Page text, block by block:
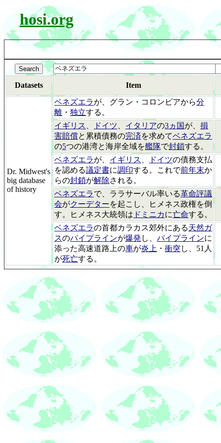
hosi.org
Datasets Item
Dr. Midwest's
big database
of history
ベネズエラが、グラン・コロンビアから分
離 ・ 独立する。
イギリス
ドイツ イタリアの3ヵ国 が、 損
害賠償と累積債務の完済を求めてベネズエラ
の5つの港湾と海岸全域を艦隊で封鎖する。
ベネズエラが、 イギリス ドイツの債務支払
を認める議定書に調印する。これで前年末か
らの封鎖が解除される。
ベネズエラで、ララサーバル率いる革命評議
会がクーデターを起こし、ヒメネス政権を倒
す。ヒメネス大統領は ドミニカに亡命する。
ベネズエラの首都カラカス郊外にある天然ガ
スのパイプラインが爆発 し、 パイプラインに
添った高速道路上の車が炎上 ・ 衝突 し、51人
が死亡する。